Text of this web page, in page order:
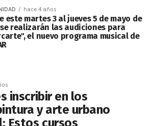
hace 4 años
este martes 3 al jueves 5 de mayo de
se realizarán las audiciones para
el nuevo programa musical de
inscribir en los
y arte urbano
Estos cursos